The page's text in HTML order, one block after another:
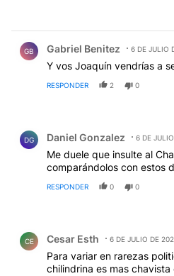
GB Gabriel Benitez 6 DE JULIO
Y vos Joaquín vendrías a
RESPONDER 2 0
DG Daniel Gonzalez 6 DE
Me duele que insulte al
comparándolos con estos
RESPONDER 0 0
CE Cesar Esth 6 DE JULIO DE
Para variar en rarezas
chilindrina es mas chavista